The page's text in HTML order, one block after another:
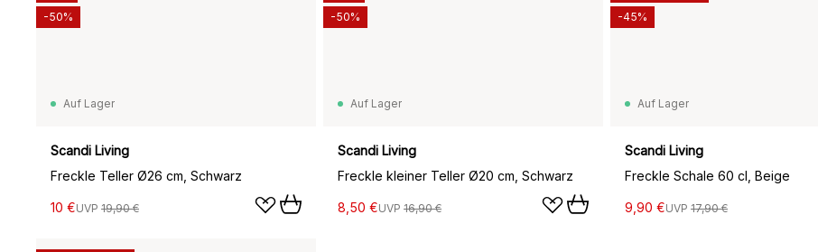
Auf Lager
Scandi Living
Freckle Teller Ø26 cm, Schwarz
10 €UVP 19,90 €
-50%
Auf Lager
Scandi Living
Freckle kleiner Teller Ø20 cm, Schwarz
8,50 €UVP 16,90 €
-50%
Auf Lager
Scandi Living
Freckle Schale 60 cl, Beige
9,90 €UVP 17,90 €
-45%